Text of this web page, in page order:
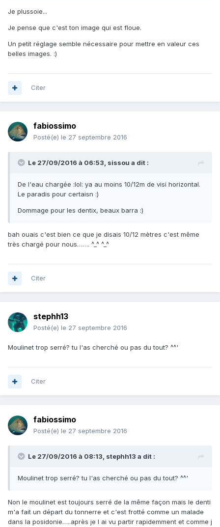
Je plussoie...
Je pense que c'est ton image qui est floue.
Un petit réglage semble nécessaire pour mettre en valeur ces
belles images. :)
Citer
fabiossimo
Posté(e) le 27 septembre 2016
Le 27/09/2016 à 06:53, sissou a dit :
De l'eau chargée :lol: ya au moins 10/12m de visi horizontal.
Le paradis pour certaisn :)
Dommage pour les dentix, beaux barra :)
bah ouais c'est bien ce que je disais 10/12 mètres c'est même
très chargé pour nous……. ^_^ ^_^
Citer
stephh13
Posté(e) le 27 septembre 2016
Moulinet trop serré? tu l'as cherché ou pas du tout? ^^'
Citer
fabiossimo
Posté(e) le 27 septembre 2016
Le 27/09/2016 à 08:13, stephh13 a dit :
Moulinet trop serré? tu l'as cherché ou pas du tout? ^^'
Non le moulinet est toujours serré de la même façon mais le denti
m'a fait un départ du tonnerre et c'est frotté comme un malade
dans la posidonie…..après je l ai vu partir rapidemment et comme j